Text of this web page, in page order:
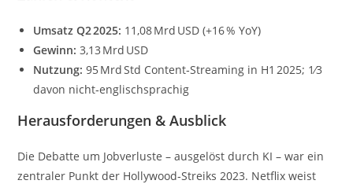
Umsatz Q2 2025: 11,08 Mrd USD (+16 % YoY)
Gewinn: 3,13 Mrd USD
Nutzung: 95 Mrd Std Content‑Streaming in H1 2025; 1⁄3
davon nicht‑englischsprachig
Herausforderungen & Ausblick
Die Debatte um Jobverluste – ausgelöst durch KI – war ein
zentraler Punkt der Hollywood‑Streiks 2023. Netflix weist